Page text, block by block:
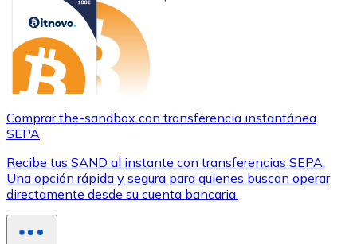
Comprar the-sandbox con transferencia instantánea
SEPA
Recibe tus SAND al instante con transferencias SEPA.
Una opción rápida y segura para quienes buscan operar
directamente desde su cuenta bancaria.